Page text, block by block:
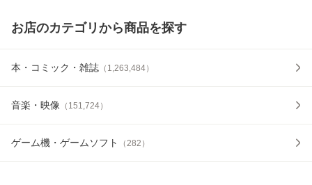
お店のカテゴリから商品を探す
本・コミック・雑誌 （ 1,263,484）
音楽・映像 （ 151,724）
ゲーム機・ゲームソフト （282 ）